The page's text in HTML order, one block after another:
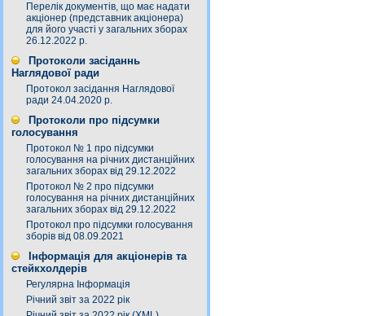
Перелік документів, що має надати
акціонер (представник акціонера)
для його участі у загальних зборах
26.12.2022 р.
Протоколи засіданнь
Наглядової ради
Протокол засідання Наглядової
ради 24.04.2020 р.
Протоколи про підсумки
голосування
Протокол № 1 про підсумки
голосування на річних дистанційних
загальних зборах від 29.12.2022
Протокол № 2 про підсумки
голосування на річних дистанційних
загальних зборах від 29.12.2022
Протокол про підсумки голосування
зборів від 08.09.2021
Інформація для акціонерів та
стейкхолдерів
Регулярна Інформація
Річний звіт за 2022 рік